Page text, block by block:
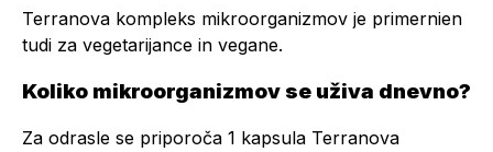
Terranova kompleks mikroorganizmov je primernien
tudi za vegetarijance in vegane.
Koliko mikroorganizmov se uživa dnevno?
Za odrasle se priporoča 1 kapsula Terranova